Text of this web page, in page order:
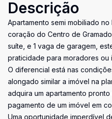
Descrição
Apartamento semi mobiliado
coração do Centro de
suíte, e 1 vaga de garagem,
praticidade para moradores ou
O diferencial está nas
alongado similar a imóvel na
adquira um apartamento
pagamento de um imóvel em
Uma oportunidade imperdível